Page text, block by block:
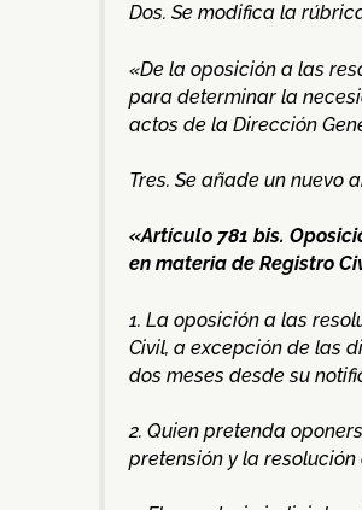
Dos. Se modifica la
«De la oposición a las
para determinar la
actos de la Dirección
Tres. Se añade un nuevo
«Artículo 781 bis.
en materia de Registro
1. La oposición a las
Civil, a excepción de las
dos meses desde su
2. Quien pretenda
pretensión y la resolución